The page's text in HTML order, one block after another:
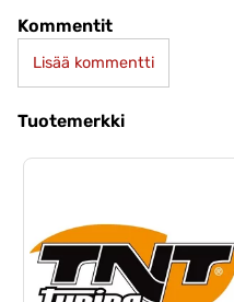
Kommentit
Lisää kommentti
Tuotemerkki